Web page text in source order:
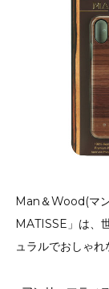
Man＆Wood(マ
MATISSE」は、
ュラルでおしゃれ